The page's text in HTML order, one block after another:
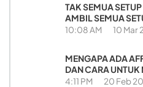
TAK SEMUA
AMBIL SEMUA
10:08 AM 10 Mar
MENGAPA ADA
DAN CARA
4:11 PM 20 Feb